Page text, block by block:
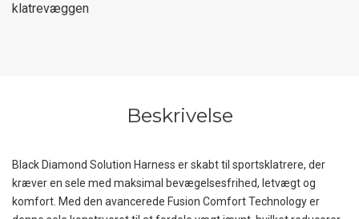
klatrevæggen
Beskrivelse
Black Diamond Solution Harness er skabt til sportsklatrere, der
kræver en sele med maksimal bevægelsesfrihed, letvægt og
komfort. Med den avancerede Fusion Comfort Technology er